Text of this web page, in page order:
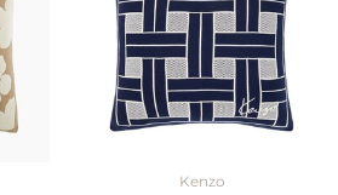
Kenzo